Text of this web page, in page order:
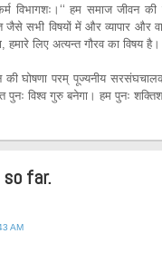
विभागशः।‘‘ हम समाज जीवन
सभी विषयों में और व्यापार और
हमारे लिए अत्यन्त गौरव का विषय है।
घोषणा परम् पूज्यनीय
विश्व गुरु बनेगा। हम पुनः
so far.
AM